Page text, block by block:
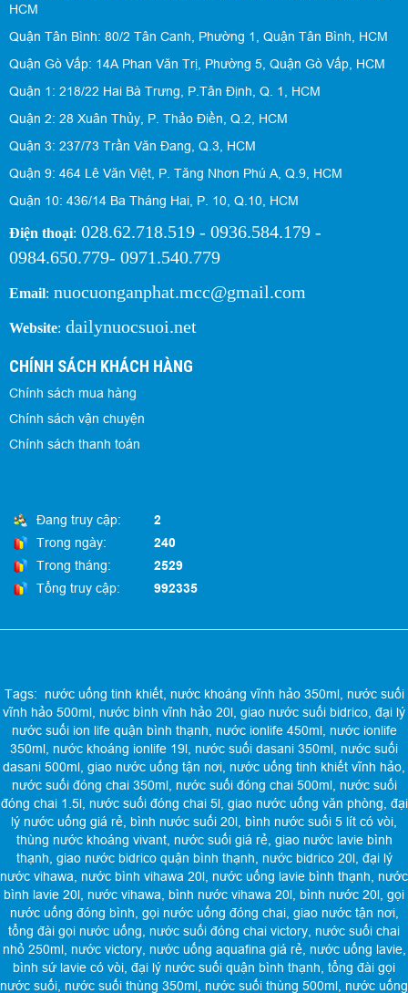
HCM
Quận Tân Bình: 80/2 Tân Canh, Phường 1, Quận Tân Bình, HCM
Quận Gò Vấp: 14A Phan Văn Trị, Phường 5, Quận Gò Vấp, HCM
Quận 1: 218/22 Hai Bà Trưng, P.Tân Định, Q. 1, HCM
Quận 2: 28 Xuân Thủy, P. Thảo Điền, Q.2, HCM
Quận 3: 237/73 Trần Văn Đang, Q.3, HCM
Quận 9: 464 Lê Văn Việt, P. Tăng Nhơn Phú A, Q.9, HCM
Quận 10: 436/14 Ba Tháng Hai, P. 10, Q.10, HCM
Điện thoại: 028.62.718.519 - 0936.584.179 -
0984.650.779- 0971.540.779
Email: nuocuonganphat.mcc@gmail.com
Website: dailynuocsuoi.net
CHÍNH SÁCH KHÁCH HÀNG
Chính sách mua hàng
Chính sách vận chuyện
Chính sách thanh toán
Đang truy cập:
2
Trong ngày:
240
Trong tháng:
2529
Tổng truy cập:
992335
Tags: nước uống tinh khiết, nước khoáng vĩnh hảo 350ml, nước suối
vĩnh hảo 500ml, nước bình vĩnh hảo 20l, giao nước suối bidrico, đại lý
nước suối ion life quận bình thạnh, nước ionlife 450ml, nước ionlife
350ml, nước khoáng ionlife 19l, nước suối dasani 350ml, nước suối
dasani 500ml, giao nước uống tận nơi, nước uống tinh khiết vĩnh hảo,
nước suối đóng chai 350ml, nước suối đóng chai 500ml, nước suối
đóng chai 1.5l, nước suối đóng chai 5l, giao nước uống văn phòng, đại
lý nước uống giá rẻ, bình nước suối 20l, bình nước suối 5 lít có vòi,
thùng nước khoáng vivant, nước suối giá rẻ, giao nước lavie bình
thạnh, giao nước bidrico quận bình thạnh, nước bidrico 20l, đại lý
nước vihawa, nước bình vihawa 20l, nước uống lavie bình thạnh, nước
bình lavie 20l, nước vihawa, bình nước vihawa 20l, bình nước 20l, gọi
nước uống đóng bình, gọi nước uống đóng chai, giao nước tận nơi,
tổng đài gọi nước uống, nước suối đóng chai victory, nước suối chai
nhỏ 250ml, nước victory, nước uống aquafina giá rẻ, nước uống lavie,
bình sứ lavie có vòi, đại lý nước suối quận bình thạnh, tổng đài gọi
nước suối, nước suối thùng 350ml, nước suối thùng 500ml, nước uống